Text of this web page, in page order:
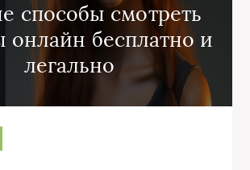
способы смотреть
бесплатно и
легально